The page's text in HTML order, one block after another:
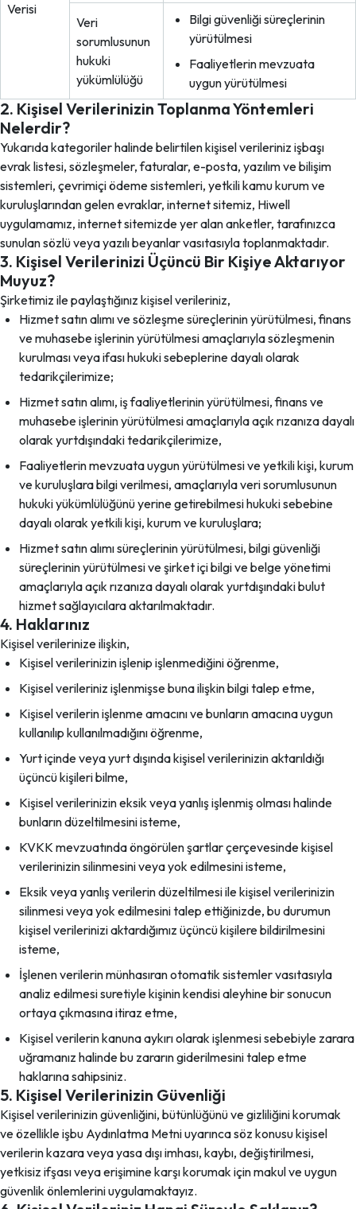
Verisi
Veri
sorumlusunun
hukuki
yükümlülüğü
Bilgi güvenliği süreçlerinin
yürütülmesi
Faaliyetlerin mevzuata
uygun yürütülmesi
2. Kişisel Verilerinizin Toplanma Yöntemleri
Nelerdir?
Yukarıda kategoriler halinde belirtilen kişisel verileriniz işbaşı
evrak listesi, sözleşmeler, faturalar, e-posta, yazılım ve bilişim
sistemleri, çevrimiçi ödeme sistemleri, yetkili kamu kurum ve
kuruluşlarından gelen evraklar, internet sitemiz, Hiwell
uygulamamız, internet sitemizde yer alan anketler, tarafınızca
sunulan sözlü veya yazılı beyanlar vasıtasıyla toplanmaktadır.
3. Kişisel Verilerinizi Üçüncü Bir Kişiye Aktarıyor
Muyuz?
Şirketimiz ile paylaştığınız kişisel verileriniz,
Hizmet satın alımı ve sözleşme süreçlerinin yürütülmesi, finans
ve muhasebe işlerinin yürütülmesi amaçlarıyla sözleşmenin
kurulması veya ifası hukuki sebeplerine dayalı olarak
tedarikçilerimize;
Hizmet satın alımı, iş faaliyetlerinin yürütülmesi, finans ve
muhasebe işlerinin yürütülmesi amaçlarıyla açık rızanıza dayalı
olarak yurtdışındaki tedarikçilerimize,
Faaliyetlerin mevzuata uygun yürütülmesi ve yetkili kişi, kurum
ve kuruluşlara bilgi verilmesi, amaçlarıyla veri sorumlusunun
hukuki yükümlülüğünü yerine getirebilmesi hukuki sebebine
dayalı olarak yetkili kişi, kurum ve kuruluşlara;
Hizmet satın alımı süreçlerinin yürütülmesi, bilgi güvenliği
süreçlerinin yürütülmesi ve şirket içi bilgi ve belge yönetimi
amaçlarıyla açık rızanıza dayalı olarak yurtdışındaki bulut
hizmet sağlayıcılara aktarılmaktadır.
4. Haklarınız
Kişisel verilerinize ilişkin,
Kişisel verilerinizin işlenip işlenmediğini öğrenme,
Kişisel verileriniz işlenmişse buna ilişkin bilgi talep etme,
Kişisel verilerin işlenme amacını ve bunların amacına uygun
kullanılıp kullanılmadığını öğrenme,
Yurt içinde veya yurt dışında kişisel verilerinizin aktarıldığı
üçüncü kişileri bilme,
Kişisel verilerinizin eksik veya yanlış işlenmiş olması halinde
bunların düzeltilmesini isteme,
KVKK mevzuatında öngörülen şartlar çerçevesinde kişisel
verilerinizin silinmesini veya yok edilmesini isteme,
Eksik veya yanlış verilerin düzeltilmesi ile kişisel verilerinizin
silinmesi veya yok edilmesini talep ettiğinizde, bu durumun
kişisel verilerinizi aktardığımız üçüncü kişilere bildirilmesini
isteme,
İşlenen verilerin münhasıran otomatik sistemler vasıtasıyla
analiz edilmesi suretiyle kişinin kendisi aleyhine bir sonucun
ortaya çıkmasına itiraz etme,
Kişisel verilerin kanuna aykırı olarak işlenmesi sebebiyle zarara
uğramanız halinde bu zararın giderilmesini talep etme
haklarına sahipsiniz.
5. Kişisel Verilerinizin Güvenliği
Kişisel verilerinizin güvenliğini, bütünlüğünü ve gizliliğini korumak
ve özellikle işbu Aydınlatma Metni uyarınca söz konusu kişisel
verilerin kazara veya yasa dışı imhası, kaybı, değiştirilmesi,
yetkisiz ifşası veya erişimine karşı korumak için makul ve uygun
güvenlik önlemlerini uygulamaktayız.